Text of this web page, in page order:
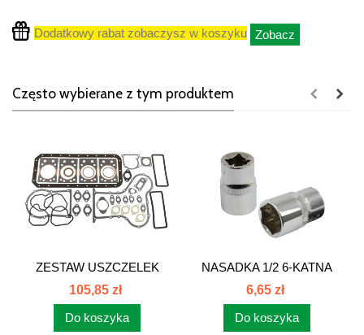
Dodatkowy rabat zobaczysz w koszyku Zobacz
Często wybierane z tym produktem
ZESTAW USZCZELEK
SILNIKA KPL.360...
105,85 zł
Do koszyka
NASADKA 1/2 6-KATNA
13mm Schmith...
6,65 zł
Do koszyka